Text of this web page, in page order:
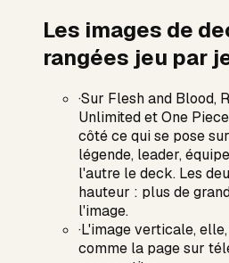
Les images de
rangées jeu par
·Sur Flesh and Blood,
Unlimited et One
côté ce qui se pose
légende, leader,
l'autre le deck. Les
hauteur : plus de
l'image.
·L'image verticale,
comme la page sur